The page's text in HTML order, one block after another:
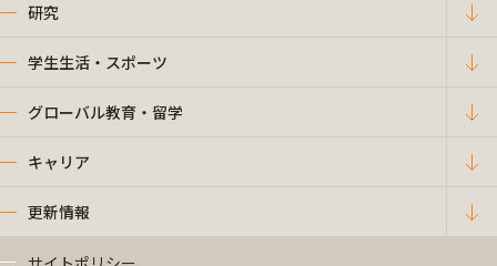
研究
学生生活・スポーツ
グローバル教育・留学
キャリア
更新情報